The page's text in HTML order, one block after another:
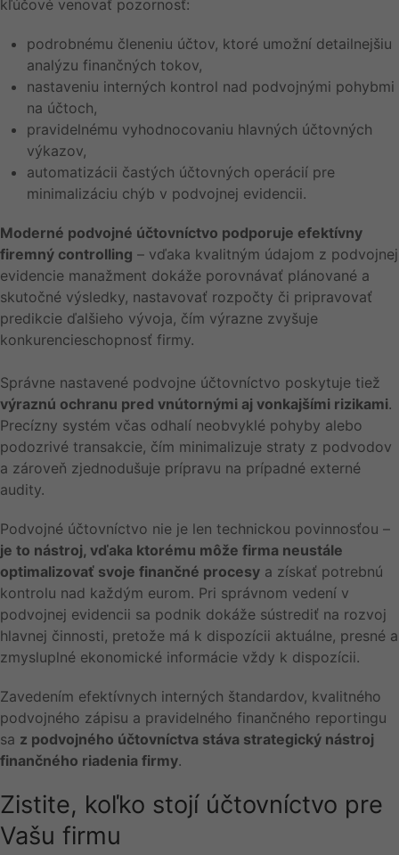
kľúčové venovať pozornosť:
podrobnému členeniu účtov, ktoré umožní detailnejšiu
analýzu finančných tokov,
nastaveniu interných kontrol nad podvojnými pohybmi
na účtoch,
pravidelnému vyhodnocovaniu hlavných účtovných
výkazov,
automatizácii častých účtovných operácií pre
minimalizáciu chýb v podvojnej evidencii.
Moderné podvojné účtovníctvo podporuje efektívny
firemný controlling – vďaka kvalitným údajom z podvojnej
evidencie manažment dokáže porovnávať plánované a
skutočné výsledky, nastavovať rozpočty či pripravovať
predikcie ďalšieho vývoja, čím výrazne zvyšuje
konkurencieschopnosť firmy.
Správne nastavené podvojne účtovníctvo poskytuje tiež
výraznú ochranu pred vnútornými aj vonkajšími rizikami.
Precízny systém včas odhalí neobvyklé pohyby alebo
podozrivé transakcie, čím minimalizuje straty z podvodov
a zároveň zjednodušuje prípravu na prípadné externé
audity.
Podvojné účtovníctvo nie je len technickou povinnosťou –
je to nástroj, vďaka ktorému môže firma neustále
optimalizovať svoje finančné procesy a získať potrebnú
kontrolu nad každým eurom. Pri správnom vedení v
podvojnej evidencii sa podnik dokáže sústrediť na rozvoj
hlavnej činnosti, pretože má k dispozícii aktuálne, presné a
zmysluplné ekonomické informácie vždy k dispozícii.
Zavedením efektívnych interných štandardov, kvalitného
podvojného zápisu a pravidelného finančného reportingu
sa z podvojného účtovníctva stáva strategický nástroj
finančného riadenia firmy.
Zistite, koľko stojí účtovníctvo pre
Vašu firmu